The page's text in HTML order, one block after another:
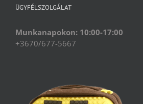
ÜGYFÉLSZOLGÁLAT
Munkanapokon: 10:00-17:00
+3670/677-5667